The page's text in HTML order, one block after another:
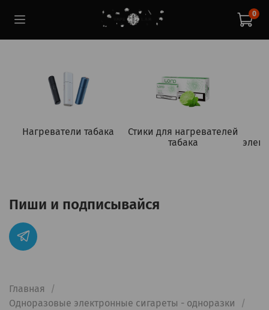
0
Нагреватели табака
Стики для нагревателей
табака
Главная
Одноразовые электронные сигареты - одноразки
Пиши и подписывайся